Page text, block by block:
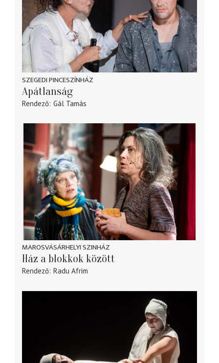
SZEGEDI PINCESZÍNHÁZ
Apátlanság
Rendező Gál Tamás
MAROSVÁSÁRHELYI SZINHÁZ
Ház a blokkok között
Rendező Radu Afrim